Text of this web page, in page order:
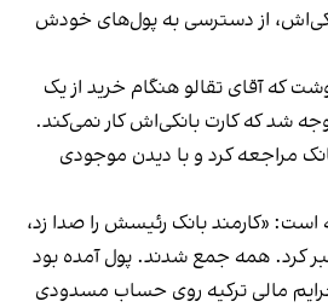
از دسترسی به پول‌های خودش
که آقای تقالو هنگام خرید از یک
شد که کارت بانکی‌اش کار نمی‌کند.
مراجعه کرد و با دیدن موجودی
است: «کارمند بانک رئیسش را صدا زد،
کرد. همه جمع شدند. پول آمده بود
مالی ترکیه روی حساب مسدودی